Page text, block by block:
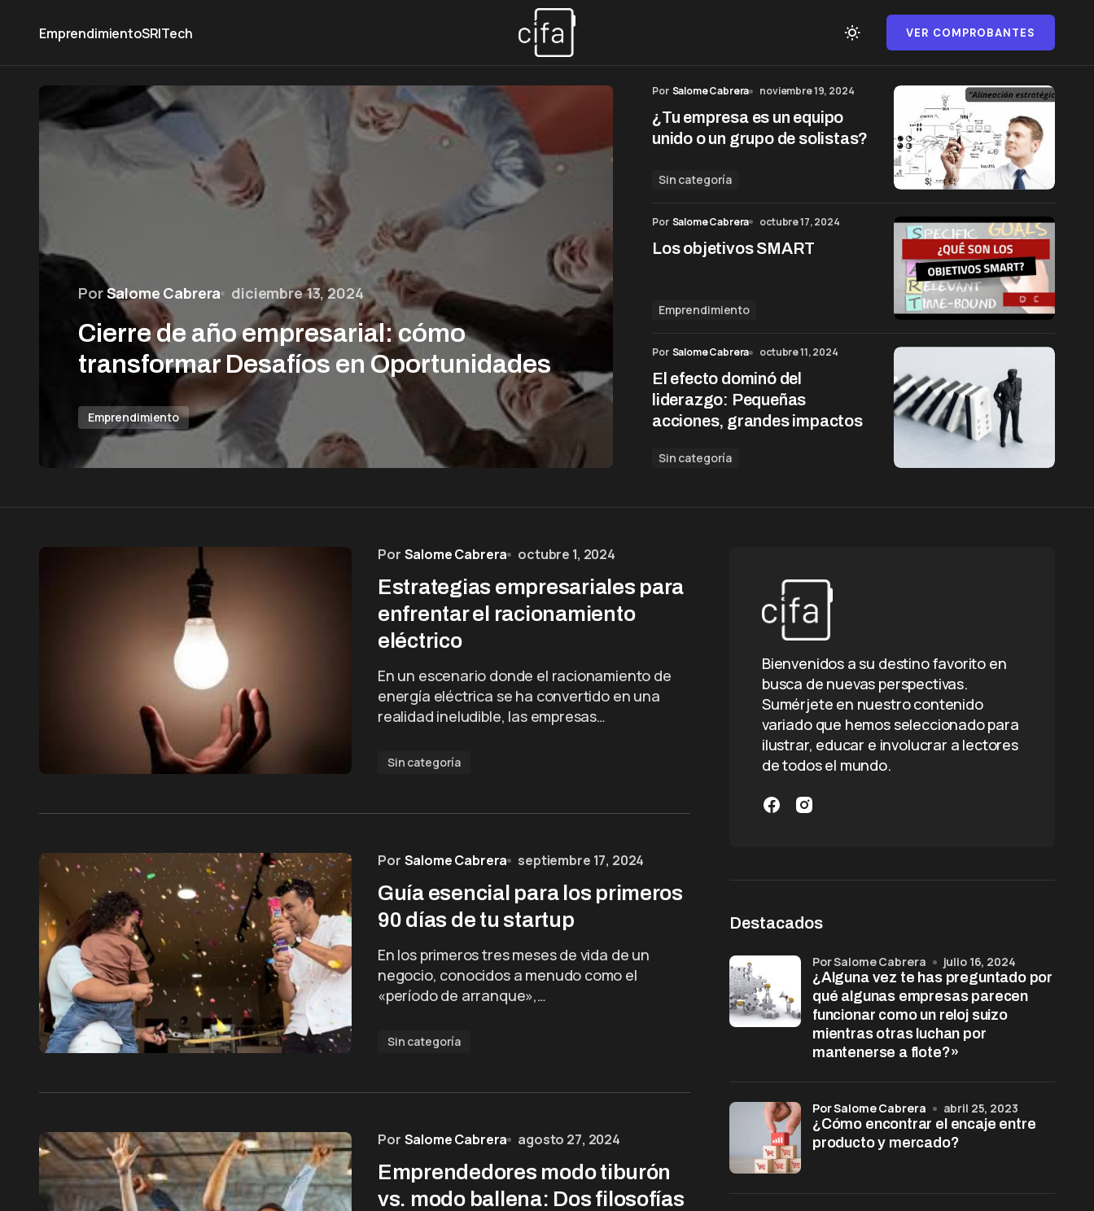
EmprendimientoSRITech VER COMPROBANTES
PorSalome Cabrera diciembre 13, 2024
Cierre de año empresarial: cómo
transformar Desafíos en Oportunidades
Emprendimiento
Por Salome Cabrera noviembre 19, 2024
¿Tu empresa es un equipo
unido o un grupo de solistas?
Sin categoría
Por Salome Cabrera octubre 17, 2024
Los objetivos SMART
Emprendimiento
Por Salome Cabrera octubre 11, 2024
El efecto dominó del
liderazgo: Pequeñas
acciones, grandes impactos
Sin categoría
Por Salome Cabrera octubre 1, 2024
Estrategias empresariales para
enfrentar el racionamiento
eléctrico
En un escenario donde el racionamiento de
energía eléctrica se ha convertido en una
realidad ineludible, las empresas…
Sin categoría
Por Salome Cabrera septiembre 17, 2024
Guía esencial para los primeros
90 días de tu startup
En los primeros tres meses de vida de un
negocio, conocidos a menudo como el
«período de arranque»,…
Sin categoría
Por Salome Cabrera agosto 27, 2024
Emprendedores modo tiburón
vs. modo ballena: Dos filosofías
Bienvenidos a su destino favorito en
busca de nuevas perspectivas.
Sumérjete en nuestro contenido
variado que hemos seleccionado para
ilustrar, educar e involucrar a lectores
de todos el mundo.
Destacados
¿Alguna vez te has preguntado por
qué algunas empresas parecen
funcionar como un reloj suizo
mientras otras luchan por
mantenerse a flote?»
por Salome Cabrera julio 16, 2024
¿Cómo encontrar el encaje entre
producto y mercado?
por Salome Cabrera abril 25, 2023